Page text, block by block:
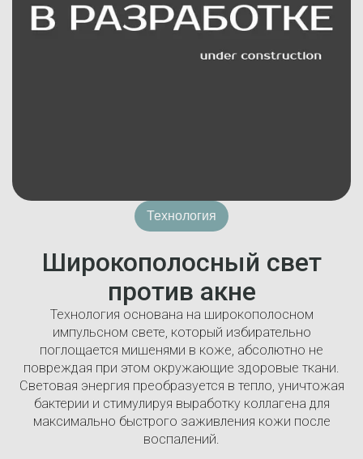
Технология
Широкополосный свет
против акне
Технология основана на широкополосном
импульсном свете, который избирательно
поглощается мишенями в коже, абсолютно не
повреждая при этом окружающие здоровые ткани.
Световая энергия преобразуется в тепло, уничтожая
бактерии и стимулируя выработку коллагена для
максимально быстрого заживления кожи после
воспалений.